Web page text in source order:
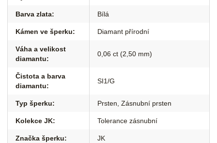
Barva zlata: Bílá
Kámen ve šperku: Diamant přírodní
Váha a velikost
diamantu:
0,06 ct (2,50 mm)
Čistota a barva
diamantu:
SI1/G
Typ šperku: Prsten Zásnubní prsten
Kolekce JK: Tolerance zásnubní
Značka šperku: JK